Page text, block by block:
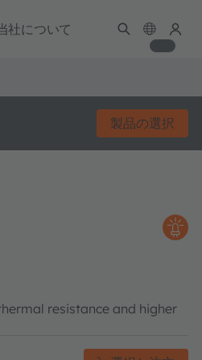
社について
製品の選択
resistance and higher